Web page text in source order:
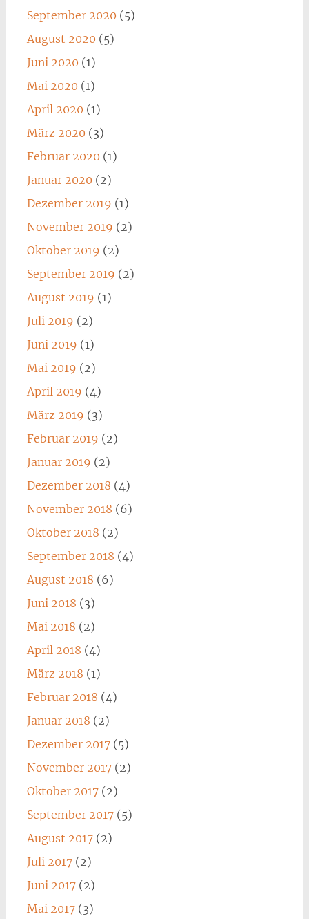
September 2020 (5)
August 2020 (5)
Juni 2020 (1)
Mai 2020 (1)
April 2020 (1)
März 2020 (3)
Februar 2020 (1)
Januar 2020 (2)
Dezember 2019 (1)
November 2019 (2)
Oktober 2019 (2)
September 2019 (2)
August 2019 (1)
Juli 2019 (2)
Juni 2019 (1)
Mai 2019 (2)
April 2019 (4)
März 2019 (3)
Februar 2019 (2)
Januar 2019 (2)
Dezember 2018 (4)
November 2018 (6)
Oktober 2018 (2)
September 2018 (4)
August 2018 (6)
Juni 2018 (3)
Mai 2018 (2)
April 2018 (4)
März 2018 (1)
Februar 2018 (4)
Januar 2018 (2)
Dezember 2017(5)
November 2017(2)
Oktober 2017(2)
September 2017(5)
August 2017(2)
Juli 2017(2)
Juni 2017(2)
Mai 2017(3)